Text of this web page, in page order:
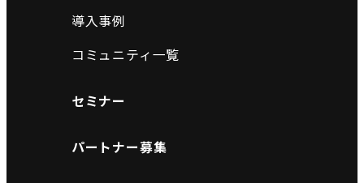
導入事例
コミュニティ一覧
セミナー
パートナー募集